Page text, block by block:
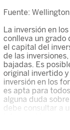
Fuente:
La inversión en
conlleva un grado
el capital del
de las
bajadas. Es
original invertido
inversión en los
es apta para
alguna duda
debe consultar a
un consejo de